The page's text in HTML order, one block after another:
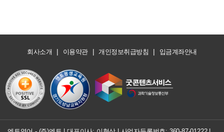
회사소개 | 이용약관 | 개인정보취급방침 | 입금계좌안내